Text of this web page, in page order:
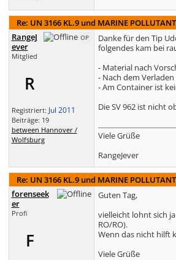
Re: UN 3166 KL.9 und MARINE POLLUTANT
OP
RangeJ
ever
Mitglied
R
Registriert: Jul 2011
Beiträge: 19
between Hannover /
Wolfsburg
Danke für den Tip
folgendes kam bei
- Material nach
- Nach dem
- Am Container ist
Die SV 962 ist nicht
Viele Grüße
RangeJever
Re: UN 3166 KL.9 und MARINE POLLUTANT
forenseek
er
Profi
F
Guten Tag,
vielleicht lohnt sich
RO/RO).
Wenn das nicht hilft
Viele Grüße